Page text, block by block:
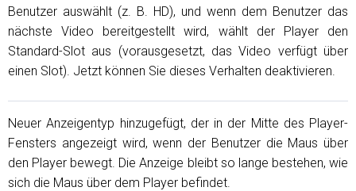
Benutzer auswählt (z. B. HD), und wenn dem Benutzer das
nächste Video bereitgestellt wird, wählt der Player den
Standard-Slot aus (vorausgesetzt, das Video verfügt über
einen Slot). Jetzt können Sie dieses Verhalten deaktivieren.
Neuer Anzeigentyp hinzugefügt, der in der Mitte des Player-
Fensters angezeigt wird, wenn der Benutzer die Maus über
den Player bewegt. Die Anzeige bleibt so lange bestehen, wie
sich die Maus über dem Player befindet.